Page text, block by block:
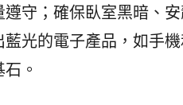
守；確保臥室黑暗、
光的電子產品，如手
。